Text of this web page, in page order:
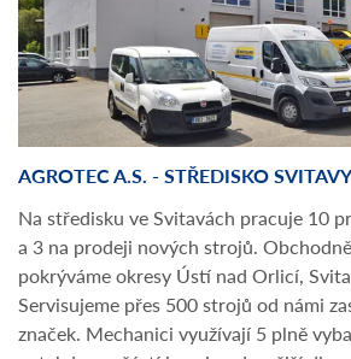
AGROTEC A.S. - STŘEDISKO SVITAVY
Na středisku ve Svitavách pracuje 10
a 3 na prodeji nových strojů.
pokrýváme okresy Ústí nad Orlicí,
Servisujeme přes 500 strojů od námi
značek. Mechanici využívají 5 plně